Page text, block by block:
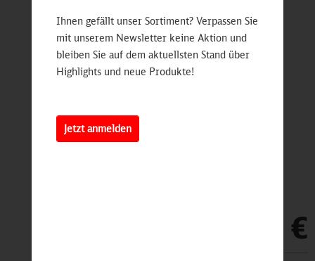
39,95 €
Ihnen gefällt unser Sortiment? Verpassen Sie
mit unserem Newsletter keine Aktion und
bleiben Sie auf dem aktuellsten Stand über
Highlights und neue Produkte!
Jetzt anmelden